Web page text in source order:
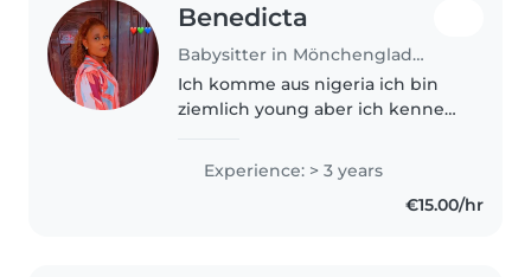
Benedicta
Babysitter in Mönchengladbach
Ich komme aus nigeria ich bin
ziemlich young aber ich kenne
Experience: > 3 years
€15.00/hr